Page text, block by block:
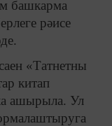
башкарма
рәисе
«Татнетны
китап
ашырыла. Ул